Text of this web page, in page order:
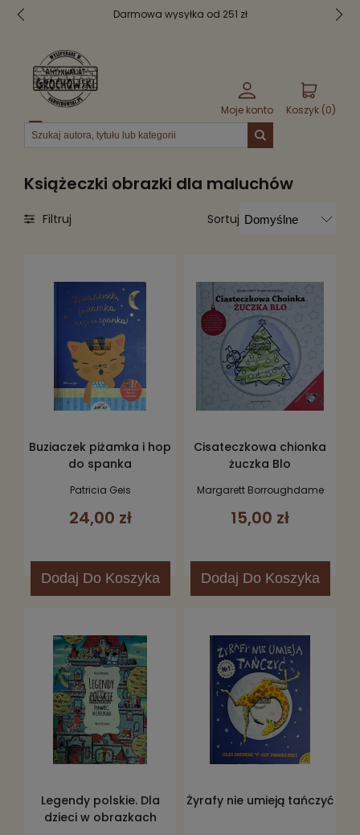
Bezpieczne pakowanie
Moje konto Koszyk (0)
Menu
Książeczki obrazki dla maluchów
Sortuj
Filtruj
Buziaczek piżamka i hop
do spanka
Patricia Geis
24,00 zł
Dodaj Do Koszyka
Cisateczkowa chionka
żuczka Blo
Margarett Borroughdame
15,00 zł
Dodaj Do Koszyka
Legendy polskie. Dla
dzieci w obrazkach
Żyrafy nie umieją tańczyć